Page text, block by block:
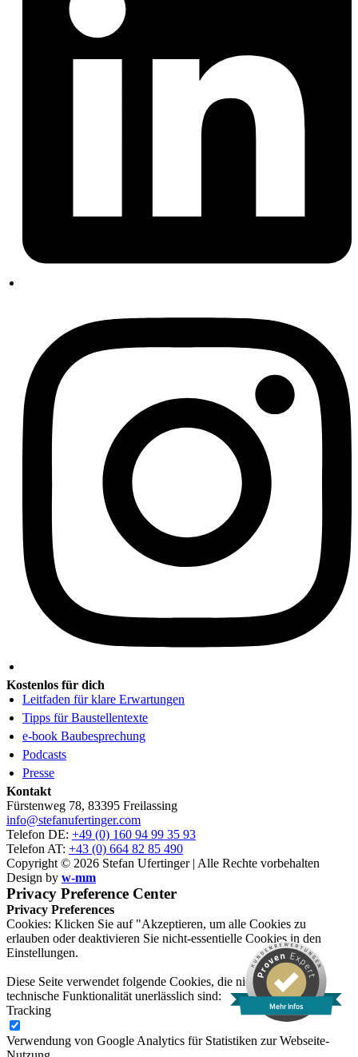
Kostenlos für dich
Leitfaden für klare Erwartungen
Tipps für Baustellentexte
e-book Baubesprechung
Podcasts
Presse
Kontakt
Fürstenweg 78, 83395 Freilassing
info@stefanufertinger.com
Telefon DE: +49 (0) 160 94 99 35 93
Telefon AT: +43 (0) 664 82 85 490
Copyright © 2026 Stefan Ufertinger | Alle Rechte vorbehalten
Design by w-mm
Privacy Preference Center
Privacy Preferences
Cookies: Klicken Sie auf "Akzeptieren, um alle Cookies zu
erlauben oder deaktivieren Sie nicht-essentielle Cookies in den
Einstellungen.
Diese Seite verwendet folgende Cookies, die nicht für ihre
technische Funktionalität unerlässlich sind:
Tracking
Verwendung von Google Analytics für Statistiken zur Webseite-
Mehr Infos